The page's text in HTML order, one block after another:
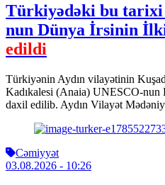
Türkiyədəki bu tarixi
nun Dünya İrsinin
edildi
Türkiyənin Aydın vilayətinin
Kadıkalesi (Anaia) UNESCO-nun
daxil edilib. Aydın Vilayət
Cəmiyyət
03.08.2026 - 10:26